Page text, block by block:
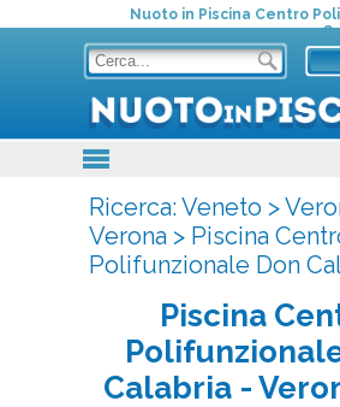
Nuoto in Piscina Centro
Ricerca:Veneto >
Verona> Piscina
Polifunzionale Don
Piscina
Calabria-